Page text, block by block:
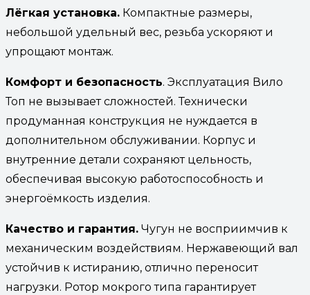
Лёгкая установка. Компактные размеры,
небольшой удельный вес, резьба ускоряют и
упрощают монтаж.
Комфорт и безопасность. Эксплуатация Вило
Топ не вызывает сложностей. Технически
продуманная конструкция не нуждается в
дополнительном обслуживании. Корпус и
внутренние детали сохраняют цельность,
обеспечивая высокую работоспособность и
энергоёмкость изделия.
Качество и гарантия. Чугун не восприимчив к
механическим воздействиям. Нержавеющий вал
устойчив к истиранию, отлично переносит
нагрузки. Ротор мокрого типа гарантирует